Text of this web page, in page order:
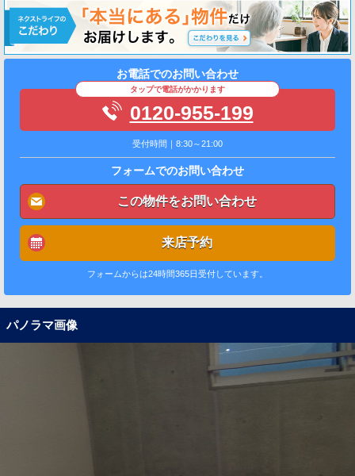
お電話でのお問い合わせ
タップで電話がかかります
0120-955-199
受付時間｜8:30～21:00
フォームでのお問い合わせ
この物件をお問い合わせ
来店予約
フォームからは24時間365日受付しています。
パノラマ画像